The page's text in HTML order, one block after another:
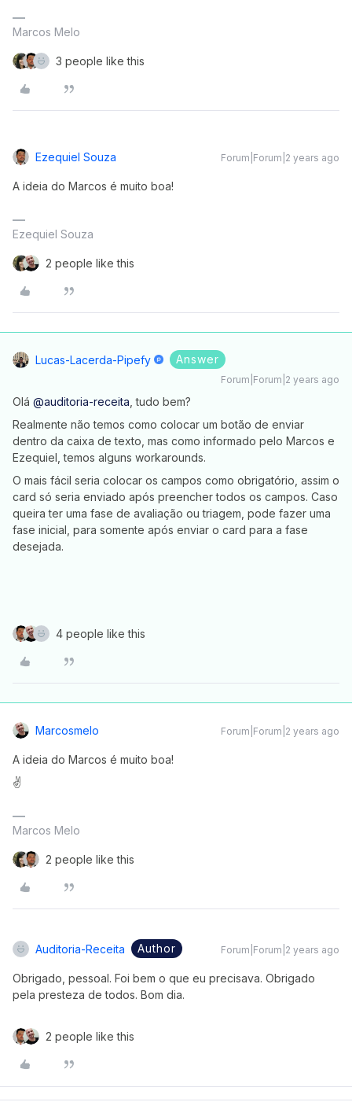
Marcos Melo
3 people like this
Ezequiel Souza Forum|Forum|2 years ago
A ideia do Marcos é muito boa!
Ezequiel Souza
2 people like this
Lucas-Lacerda-Pipefy Answer
Forum|Forum|2 years ago
Olá @auditoria-receita , tudo bem?
Realmente não temos como colocar um botão de enviar
dentro da caixa de texto, mas como informado pelo Marcos e
Ezequiel, temos alguns workarounds.
O mais fácil seria colocar os campos como obrigatório, assim o
card só seria enviado após preencher todos os campos. Caso
queira ter uma fase de avaliação ou triagem, pode fazer uma
fase inicial, para somente após enviar o card para a fase
desejada.
4 people like this
Marcosmelo Forum|Forum|2 years ago
A ideia do Marcos é muito boa!
✌️
Marcos Melo
2 people like this
Auditoria-Receita Author Forum|Forum|2 years ago
Obrigado, pessoal. Foi bem o que eu precisava. Obrigado
pela presteza de todos. Bom dia.
2 people like this